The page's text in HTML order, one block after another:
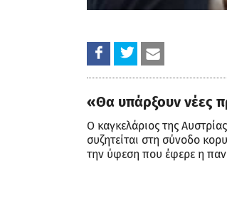
«Θα υπάρξουν νέες
Ο καγκελάριος της Αυστρίας
συζητείται στη σύνοδο
την ύφεση που έφερε η